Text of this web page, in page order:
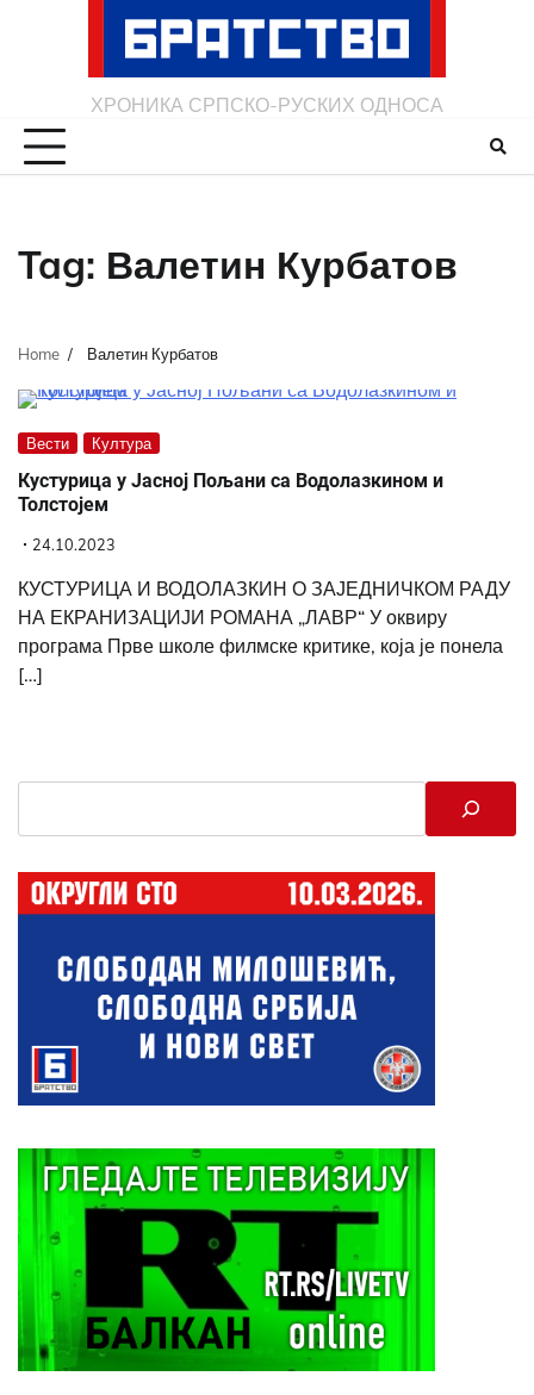
ХРОНИКА СРПСКО-РУСКИХ ОДНОСА
Tag: Валетин Курбатов
Home Валетин Курбатов
Вести Култура
Кустурица у Јасној Пољани са Водолазкином и
Толстојем
24.10.2023
КУСТУРИЦА И ВОДОЛАЗКИН О ЗАЈЕДНИЧКОМ РАДУ
НА ЕКРАНИЗАЦИЈИ РОМАНА „ЛАВР“ У оквиру
програма Прве школе филмске критике, која је понела
[…]